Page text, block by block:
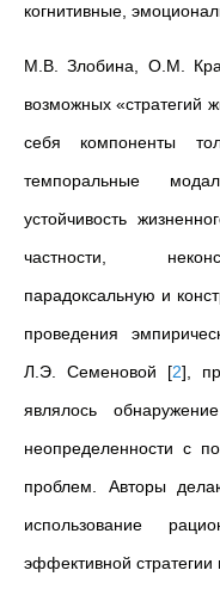
когнитивные,
М.В. Злобина, О.М.
возможных «стратегий
себя компоненты
темпоральные
устойчивость
частности,
парадоксальную и
проведения
Л.Э.
Семеновой [2] ,
являлось
неопределенности с
проблем. Авторы
использование
эффективной стратегии